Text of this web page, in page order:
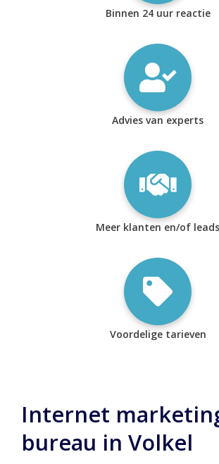
Binnen 24 uur reactie
Advies van experts
Meer klanten en/of leads
Voordelige tarieven
Internet
bureau in Volkel